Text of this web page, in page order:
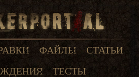
ФАЙЛЫ
СТАТЬИ
ТЕСТЫ